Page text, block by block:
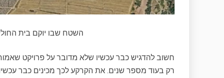
השטח שבו יוקם בית
חשוב להדגיש כבר עכשיו שלא מדובר על פרויקט
רק בעוד מספר שנים. את הקרקע לכך מכינים כבר